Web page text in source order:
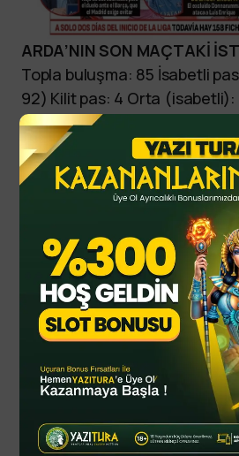
ARDA’NIN SON MAÇTAKİ
Topla buluşma: 85 İsabetli
92) Kilit pas: 4 Orta
(isabetli) 4(2) Yaratılan
şut: 1 İsabetsiz şut: 3
dönen şut: 2 Top kaybı: 10
sports yazitura
yazituraspor
UpdatedAğustos 13, 2025
Spor Haberleri